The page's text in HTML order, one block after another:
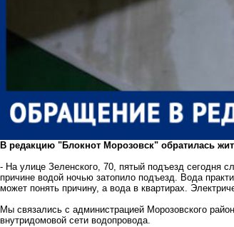
В редакцию "Блокнот Морозовск" обратилась
- На улице Зеленского, 70, пятый подъезд сегодня
причине водой ночью затопило подъезд. Вода
может понять причину, а вода в квартирах.
Мы связались с администрацией Морозовского
внутридомовой сети водопровода.